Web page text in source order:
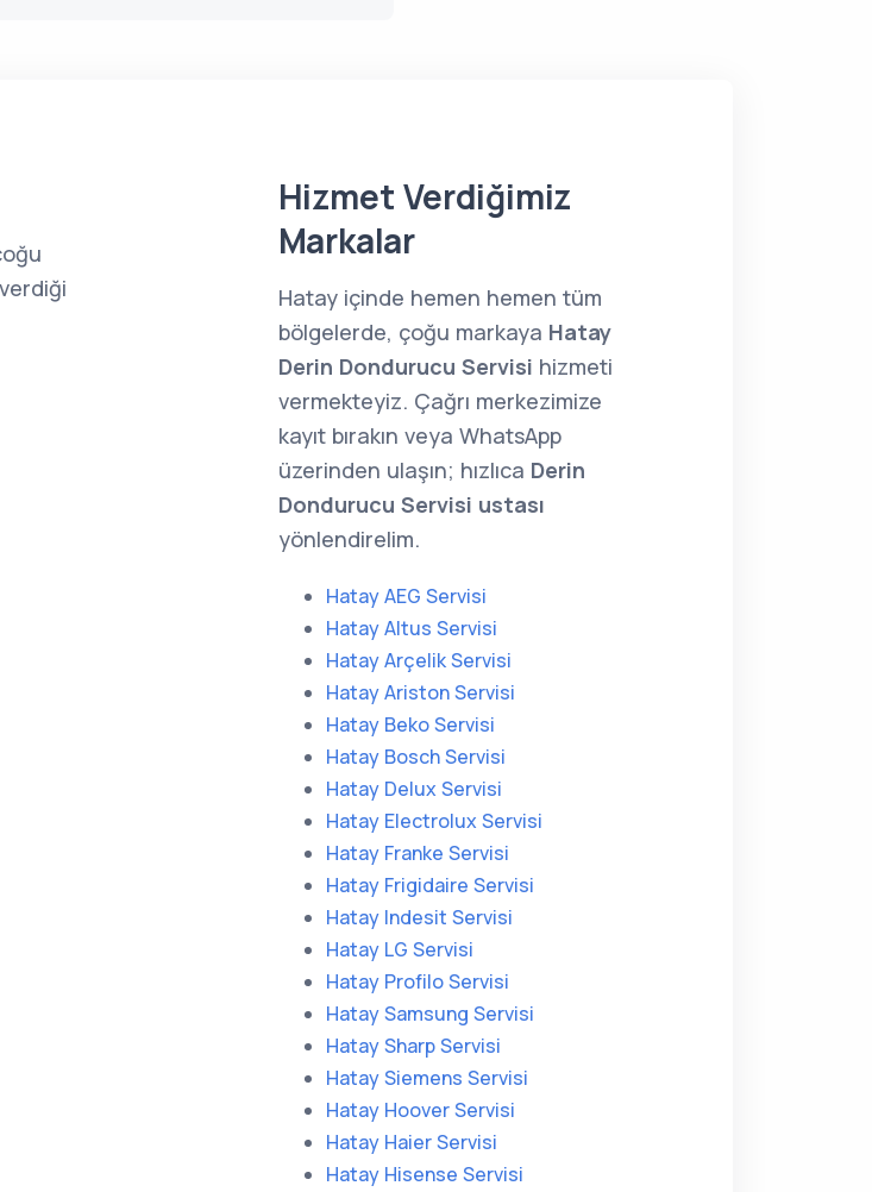
Hizmet Verdiğimiz
Markalar
Hatay içinde hemen hemen tüm
bölgelerde, çoğu markaya Hatay
Derin Dondurucu Servisi hizmeti
vermekteyiz. Çağrı merkezimize
kayıt bırakın veya WhatsApp
üzerinden ulaşın; hızlıca Derin
Dondurucu Servisi ustası
yönlendirelim.
Hatay AEG Servisi
Hatay Altus Servisi
Hatay Arçelik Servisi
Hatay Ariston Servisi
Hatay Beko Servisi
Hatay Bosch Servisi
Hatay Delux Servisi
Hatay Electrolux Servisi
Hatay Franke Servisi
Hatay Frigidaire Servisi
Hatay Indesit Servisi
Hatay LG Servisi
Hatay Profilo Servisi
Hatay Samsung Servisi
Hatay Sharp Servisi
Hatay Siemens Servisi
Hatay Hoover Servisi
Hatay Haier Servisi
Hatay Hisense Servisi